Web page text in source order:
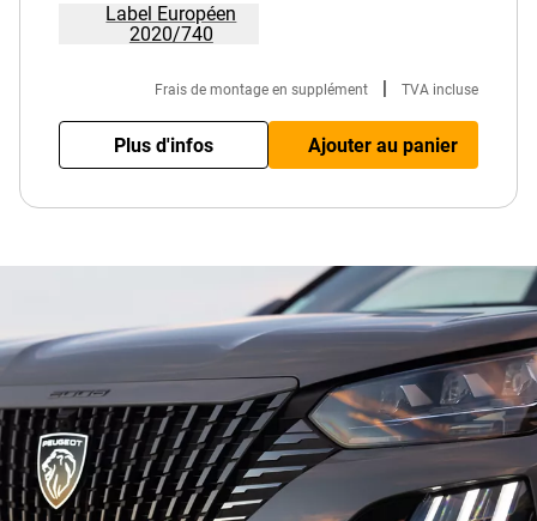
Label Européen
2020/740
Frais de montage en supplément | TVA incluse
Plus d'infos Ajouter au panier